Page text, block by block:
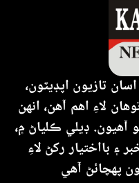
تازيون اپڊيٽون،
لاءِ اهم آهن، انهن
آهيون. ڊيلي ڪلياڻ ۾،
۽ بااختيار رکڻ لاءِ